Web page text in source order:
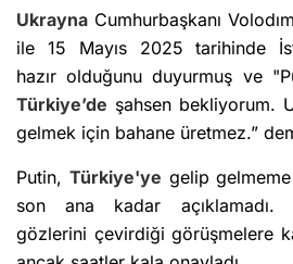
Ukrayna Cumhurbaşkanı
ile 15 Mayıs 2025 tarihinde
hazır olduğunu duyurmuş ve
Türkiye’de şahsen bekliyorum.
gelmek için bahane üretmez.”
Putin, Türkiye'ye gelip gelmeme
son ana kadar açıklamadı.
gözlerini çevirdiği görüşmelere